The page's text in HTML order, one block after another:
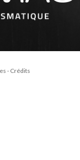
- Crédits